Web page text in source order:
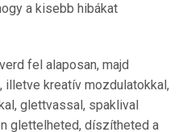
a kisebb hibákat
fel alaposan, majd
kreatív mozdulatokkal,
glettvassal, spaklival
glettelheted, díszítheted a